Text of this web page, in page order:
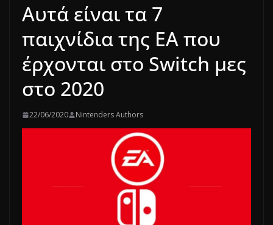
Αυτά είναι τα 7
παιχνίδια της EA που
έρχονται στο Switch μες
στο 2020
22/06/2020 Nintenders Authors